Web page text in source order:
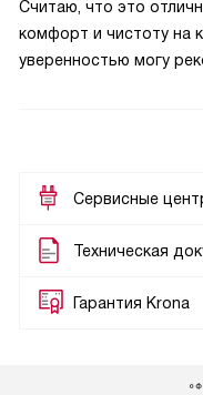
Считаю, что это
комфорт и чистоту на
уверенностью могу
Сервисные
Техническая
Гарантия Krona